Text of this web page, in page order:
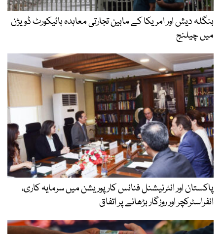
بنگلہ دیش اور امریکا کے مابین تجارتی معاہدہ ہائیکورٹ ڈویژن
میں چیلنج
پاکستان اور انٹرنیشنل فنانس کارپوریشن میں سرمایہ کاری،
انفراسٹرکچر اور روزگار بڑھانے پر اتفاق